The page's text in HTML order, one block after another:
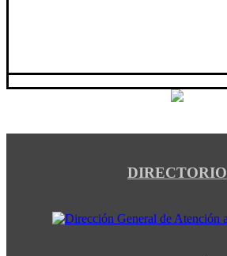
DIRECTORIO